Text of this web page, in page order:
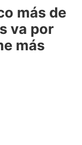
más de
va por
más